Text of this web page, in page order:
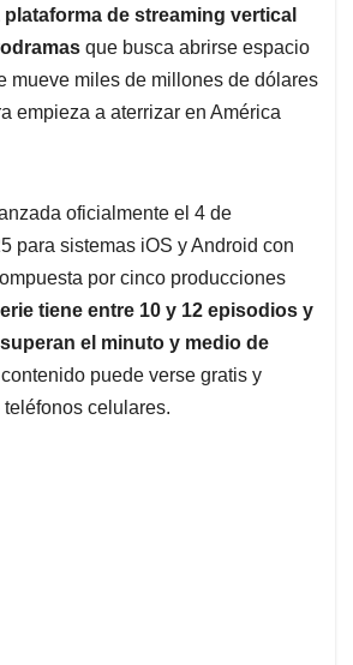
plataforma de streaming vertical
que busca abrirse espacio
mueve miles de millones de dólares
empieza a aterrizar en América
oficialmente el 4 de
para sistemas iOS y Android con
por cinco producciones
tiene entre 10 y 12 episodios y
el minuto y medio de
puede verse gratis y
celulares.